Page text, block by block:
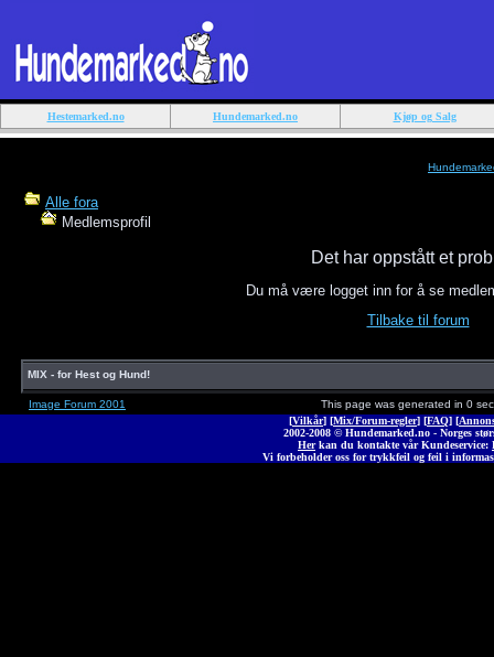
Hestemarked.no Hundemarked.no Kjøp og Salg
Alle fora
Medlemsprofil
Det har oppstått et
Du må være logget inn for å se
Tilbake til forum
MIX - for Hest og Hund!
Image Forum 2001
This page was generated in 0
[Vilkår] [Mix/Forum-regler] [FAQ] [
2002-2008 © Hundemarked.no - Norges
Herkan du kontakte vår Kundeservice:
Vi forbeholder oss for trykkfeil og feil i